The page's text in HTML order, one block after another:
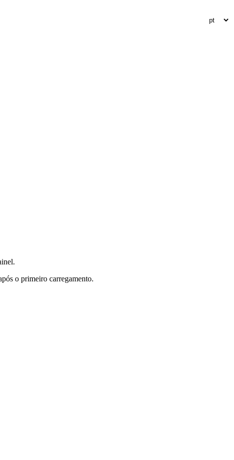
o primeiro carregamento.